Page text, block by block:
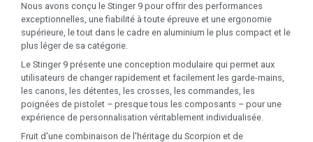
Nous avons conçu le Stinger 9 pour offrir des performances
exceptionnelles, une fiabilité à toute épreuve et une ergonomie
supérieure, le tout dans le cadre en aluminium le plus compact et le
plus léger de sa catégorie.
Le Stinger 9 présente une conception modulaire qui permet aux
utilisateurs de changer rapidement et facilement les garde-mains,
les canons, les détentes, les crosses, les commandes, les
poignées de pistolet – presque tous les composants – pour une
expérience de personnalisation véritablement individualisée.
Fruit d'une combinaison de l'héritage du Scorpion et de